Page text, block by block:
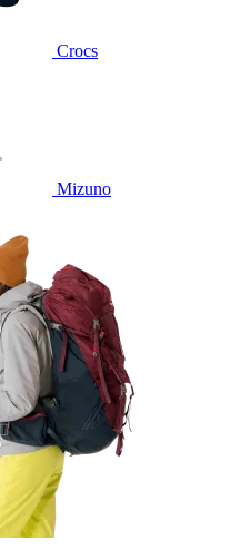
Crocs
Mizuno